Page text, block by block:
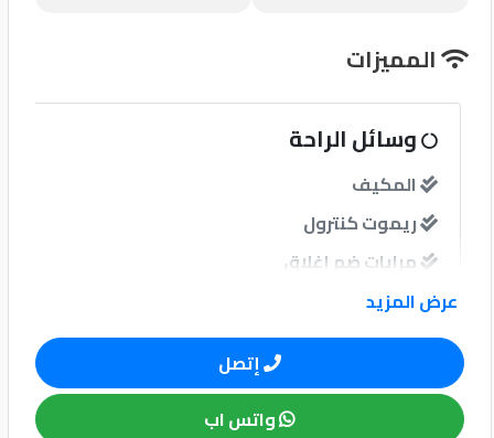
نمبر
كيو
كارز
ماركت
الدليل
القطري
المميزات
وسائل الراحة
المكيف
ريموت كنترول
مرايات ضم إغلاق
نوافذ
نوافذ كهربائية امامية
عرض المزيد
إتصل
واتس اب